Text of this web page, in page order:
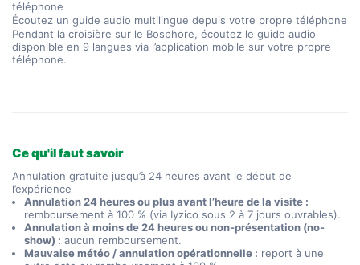
Écoutez un guide audio multilingue depuis votre propre téléphone
Pendant la croisière sur le Bosphore, écoutez le guide audio
disponible en 9 langues via l’application mobile sur votre propre
téléphone.
Ce qu'il faut savoir
Annulation gratuite jusqu’à 24 heures avant le début de
l’expérience
Annulation 24 heures ou plus avant l’heure de la visite :
remboursement à 100 % (via Iyzico sous 2 à 7 jours ouvrables).
Annulation à moins de 24 heures ou non-présentation (no-
show) : aucun remboursement.
Mauvaise météo / annulation opérationnelle : report à une